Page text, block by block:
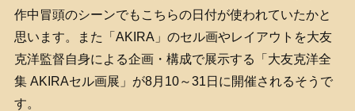
作中冒頭のシーンでもこちらの日付が使われていたかと
思います。また「AKIRA」のセル画やレイアウトを大友
克洋監督自身による企画・構成で展示する「大友克洋全
集 AKIRAセル画展」が8月10～31日に開催されるそうで
す。